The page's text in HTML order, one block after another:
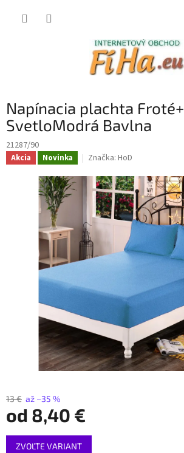
Napínacia plachta Froté+
SvetloModrá Bavlna
21287/90
Akcia Novinka Značka: HoD
13 € až –35 %
od 8,40 €
Jednotková
cena:
ZVOĽTE VARIANT